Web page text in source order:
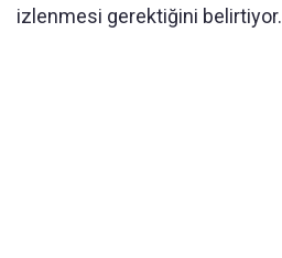
izlenmesi gerektiğini belirtiyor.